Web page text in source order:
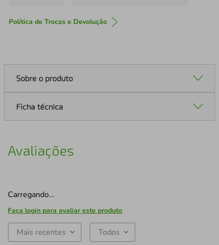
Política de Trocas e Devolução
Sobre o produto
Ficha técnica
Avaliações
Carregando…
Faça login para avaliar este produto
Mais recentes Todos